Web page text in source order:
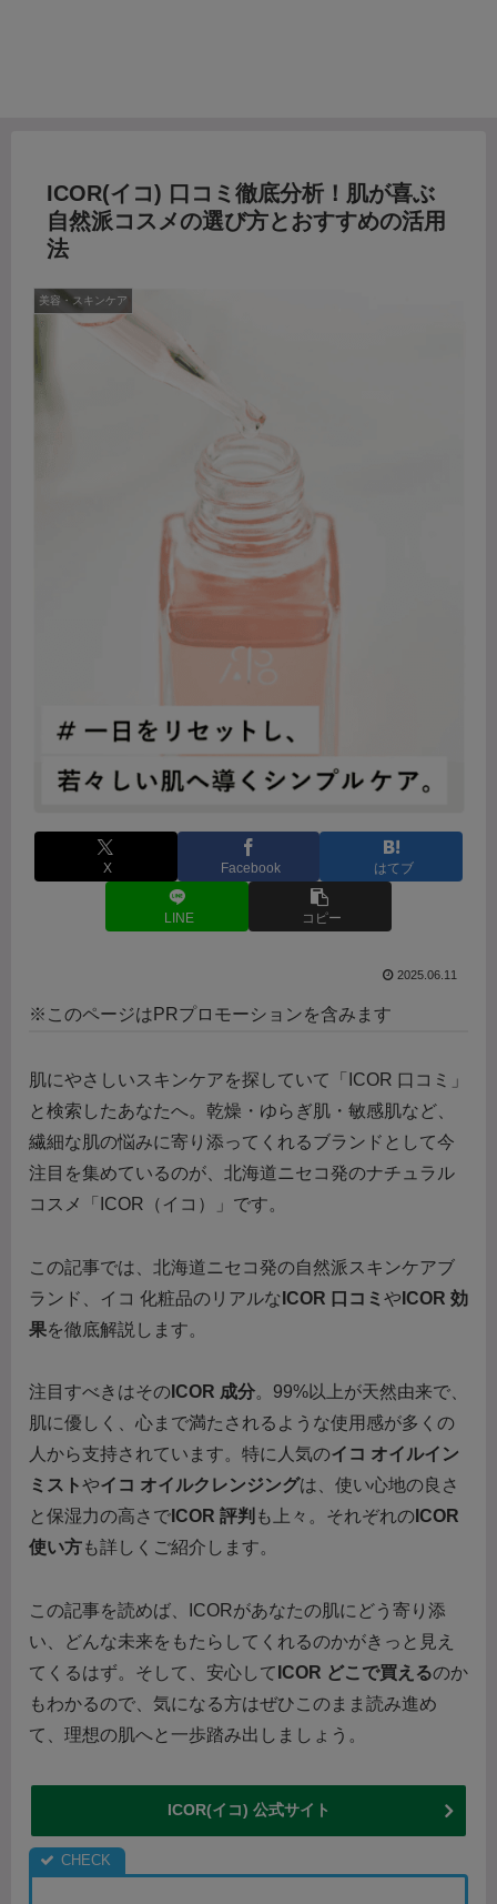
ICOR(イコ) 口コミ徹底分析！肌が喜ぶ
自然派コスメの選び方とおすすめの活用
法
美容・スキンケア
X Facebook はてブ
LINE コピー
2025.06.11
※このページはPRプロモーションを含みます
肌にやさしいスキンケアを探していて「ICOR 口コミ」
と検索したあなたへ。乾燥・ゆらぎ肌・敏感肌など、
繊細な肌の悩みに寄り添ってくれるブランドとして今
注目を集めているのが、北海道ニセコ発のナチュラル
コスメ「ICOR（イコ）」です。
この記事では、北海道ニセコ発の自然派スキンケアブ
ランド、イコ 化粧品のリアルな ICOR 口コミ や ICOR 効
果を徹底解説します。
注目すべきはその ICOR 成分。99%以上が天然由来で、
肌に優しく、心まで満たされるような使用感が多くの
人から支持されています。特に人気のイコ オイルイン
ミストやイコ オイルクレンジングは、使い心地の良さ
と保湿力の高さで ICOR 評判 も上々。それぞれの ICOR
使い方も詳しくご紹介します。
この記事を読めば、ICORがあなたの肌にどう寄り添
い、どんな未来をもたらしてくれるのかがきっと見え
てくるはず。そして、安心して ICOR どこで買えるのか
もわかるので、気になる方はぜひこのまま読み進め
て、理想の肌へと一歩踏み出しましょう。
ICOR(イコ) 公式サイト